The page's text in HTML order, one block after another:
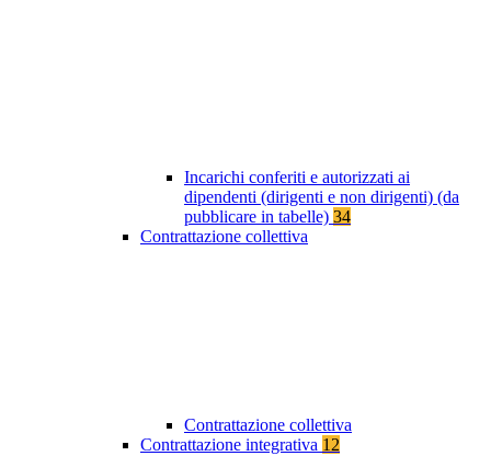
Incarichi conferiti e autorizzati ai
dipendenti (dirigenti e non dirigenti) (da
pubblicare in tabelle) 34
Contrattazione collettiva
Contrattazione collettiva
Contrattazione integrativa 12